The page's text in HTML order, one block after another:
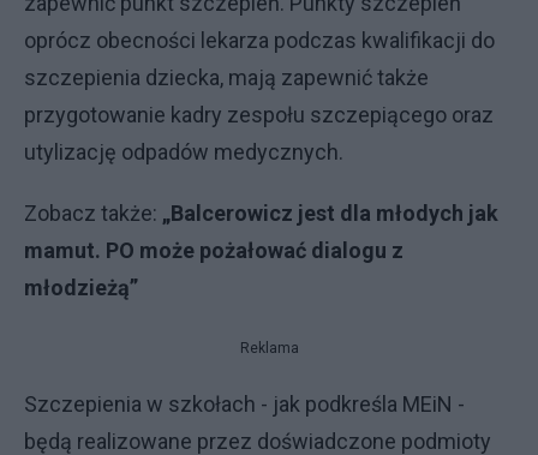
oprócz obecności lekarza podczas kwalifikacji do
szczepienia dziecka, mają zapewnić także
przygotowanie kadry zespołu szczepiącego oraz
utylizację odpadów medycznych.
Zobacz także: „Balcerowicz jest dla młodych jak
mamut. PO może pożałować dialogu z
młodzieżą”
Reklama
Szczepienia w szkołach - jak podkreśla MEiN -
będą realizowane przez doświadczone podmioty